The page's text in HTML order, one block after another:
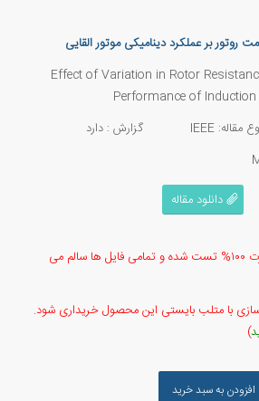
روتور بر عملکرد دینامیکی موتور القایی
Effect of Variation in Rotor
Performance of
دانلود مقاله
به صورت ۱۰۰% تست شده و تمامی فایل ها سالم می
با متلب بایستی این محصول خریداری شود.
)
افزودن به سبد خرید